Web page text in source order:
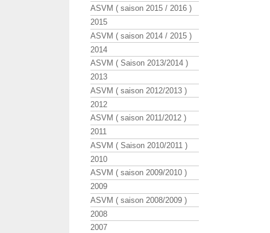
ASVM ( saison 2015 / 2016 )
2015
ASVM ( saison 2014 / 2015 )
2014
ASVM ( Saison 2013/2014 )
2013
ASVM ( saison 2012/2013 )
2012
ASVM ( saison 2011/2012 )
2011
ASVM ( Saison 2010/2011 )
2010
ASVM ( saison 2009/2010 )
2009
ASVM ( saison 2008/2009 )
2008
2007